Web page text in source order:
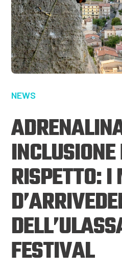
NEWS
INCLUSIONE
RISPETTO: I
FESTIVAL